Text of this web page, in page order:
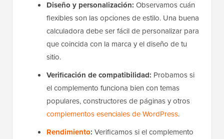
Diseño y personalización: Observamos cuán
flexibles son las opciones de estilo. Una buena
calculadora debe ser fácil de personalizar para
que coincida con la marca y el diseño de tu
sitio.
Verificación de compatibilidad: Probamos si
el complemento funciona bien con temas
populares, constructores de páginas y otros
complementos esenciales de WordPress.
Rendimiento: Verificamos si el complemento